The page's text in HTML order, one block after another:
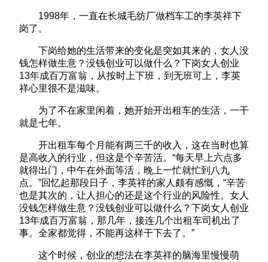
1998年，一直在长城毛纺厂做档车工的李英祥下
岗了。
下岗给她的生活带来的变化是突如其来的，女人没
钱怎样做生意？没钱创业可以做什么？下岗女人创业
13年成百万富翁，从按时上下班，到无班可上，李英
祥心里很不是滋味。
为了不在家里闲着，她开始开出租车的生活，一干
就是七年。
开出租车每个月能有两三千的收入，这在当时也算
是高收入的行业，但这是个辛苦活。“每天早上六点多
就得出门，中午在外面等活，晚上一忙就忙到八九
点。”回忆起那段日子，李英祥的家人颇有感慨，“辛苦
也是其次的，让人担心的还是这个行业的风险性。女人
没钱怎样做生意？没钱创业可以做什么？下岗女人创业
13年成百万富翁，那几年，接连几个出租车司机出了
事。全家都觉得，不能再这样干下去了。”
这个时候，创业的想法在李英祥的脑海里慢慢萌